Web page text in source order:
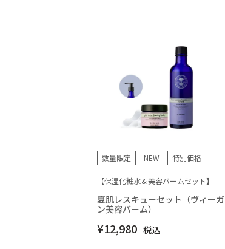
数量限定 NEW 特別価格
【保湿化粧水＆美容バームセット】
夏肌レスキューセット（ヴィーガ
ン美容バーム）
¥12,980 税込